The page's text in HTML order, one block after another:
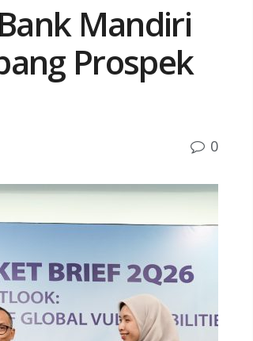
Mandiri
Prospek
0